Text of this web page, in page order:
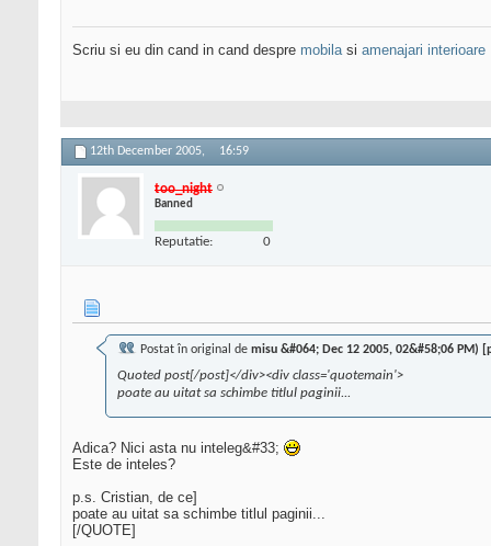
Scriu si eu din cand in cand despre mobilasi amenajari interioare
12th December 2005, 16:59
too_night
Banned
Reputatie: 0
Postat în original de misu &#064; Dec 12 2005, 02&#58;06 PM)
Quoted post[/post]</div><div class='quotemain'>
poate au uitat sa schimbe titlul paginii...
Adica? Nici asta nu inteleg&#33;
Este de inteles?
p.s. Cristian, de ce]
poate au uitat sa schimbe titlul paginii...
[/QUOTE]